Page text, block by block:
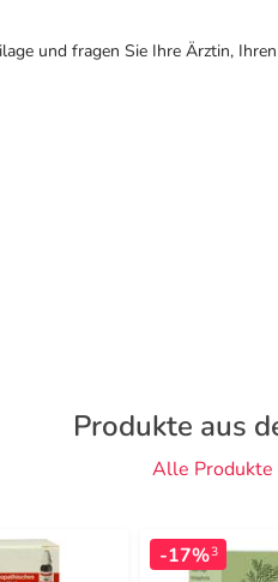
und fragen Sie Ihre Ärztin,
Produkte aus
Alle Produkte
-17%3